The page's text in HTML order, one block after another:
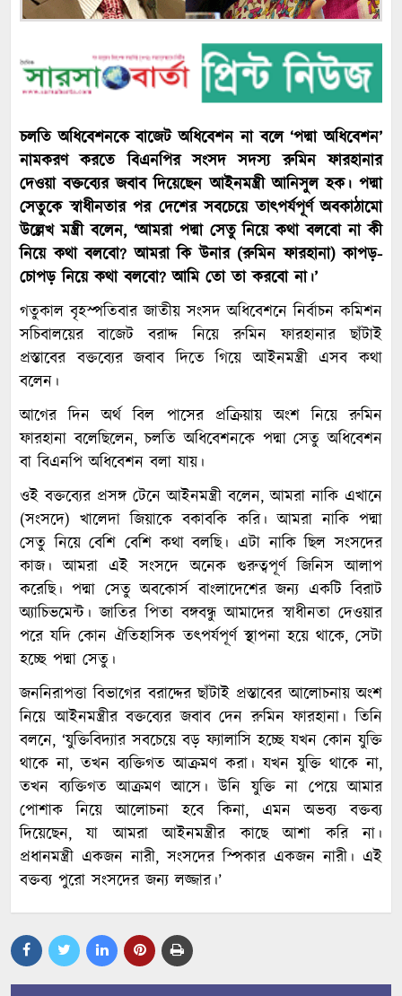
চলতি অধিবেশনকে বাজেট অধিবেশন না বলে ‘পদ্মা অধিবেশন’
নামকরণ করতে বিএনপির সংসদ সদস্য রুমিন ফারহানার
দেওয়া বক্তব্যের জবাব দিয়েছেন আইনমন্ত্রী আনিসুল হক। পদ্মা
সেতুকে স্বাধীনতার পর দেশের সবচেয়ে তাৎপর্যপূর্ণ অবকাঠামো
উল্লেখ মন্ত্রী বলেন, ‘আমরা পদ্মা সেতু নিয়ে কথা বলবো না কী
নিয়ে কথা বলবো? আমরা কি উনার (রুমিন ফারহানা) কাপড়-
চোপড় নিয়ে কথা বলবো? আমি তো তা করবো না।’
গতুকাল বৃহস্পতিবার জাতীয় সংসদ অধিবেশনে নির্বাচন কমিশন
সচিবালয়ের বাজেট বরাদ্দ নিয়ে রুমিন ফারহানার ছাঁটাই
প্রস্তাবের বক্তব্যের জবাব দিতে গিয়ে আইনমন্ত্রী এসব কথা
বলেন।
আগের দিন অর্থ বিল পাসের প্রক্রিয়ায় অংশ নিয়ে রুমিন
ফারহানা বলেছিলেন, চলতি অধিবেশনকে পদ্মা সেতু অধিবেশন
বা বিএনপি অধিবেশন বলা যায়।
ওই বক্তব্যের প্রসঙ্গ টেনে আইনমন্ত্রী বলেন, আমরা নাকি এখানে
(সংসদে) খালেদা জিয়াকে বকাবকি করি। আমরা নাকি পদ্মা
সেতু নিয়ে বেশি বেশি কথা বলছি। এটা নাকি ছিল সংসদের
কাজ। আমরা এই সংসদে অনেক গুরুত্বপূর্ণ জিনিস আলাপ
করেছি। পদ্মা সেতু অবকোর্স বাংলাদেশের জন্য একটি বিরাট
অ্যাচিভমেন্ট। জাতির পিতা বঙ্গবন্ধু আমাদের স্বাধীনতা দেওয়ার
পরে যদি কোন ঐতিহাসিক তৎপর্যপূর্ণ স্থাপনা হয়ে থাকে, সেটা
হচ্ছে পদ্মা সেতু।
জননিরাপত্তা বিভাগের বরাদ্দের ছাঁটাই প্রস্তাবের আলোচনায় অংশ
নিয়ে আইনমন্ত্রীর বক্তব্যের জবাব দেন রুমিন ফারহানা। তিনি
বলনে, ‘যুক্তিবিদ্যার সবচেয়ে বড় ফ্যালাসি হচ্ছে যখন কোন যুক্তি
থাকে না, তখন ব্যক্তিগত আক্রমণ করা। যখন যুক্তি থাকে না,
তখন ব্যক্তিগত আক্রমণ আসে। উনি যুক্তি না পেয়ে আমার
পোশাক নিয়ে আলোচনা হবে কিনা, এমন অভব্য বক্তব্য
দিয়েছেন, যা আমরা আইনমন্ত্রীর কাছে আশা করি না।
প্রধানমন্ত্রী একজন নারী, সংসদের স্পিকার একজন নারী। এই
বক্তব্য পুরো সংসদের জন্য লজ্জার।’